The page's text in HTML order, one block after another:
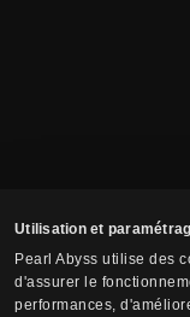
Utilisation et
Pearl Abyss utilise des
d'assurer le
performances,